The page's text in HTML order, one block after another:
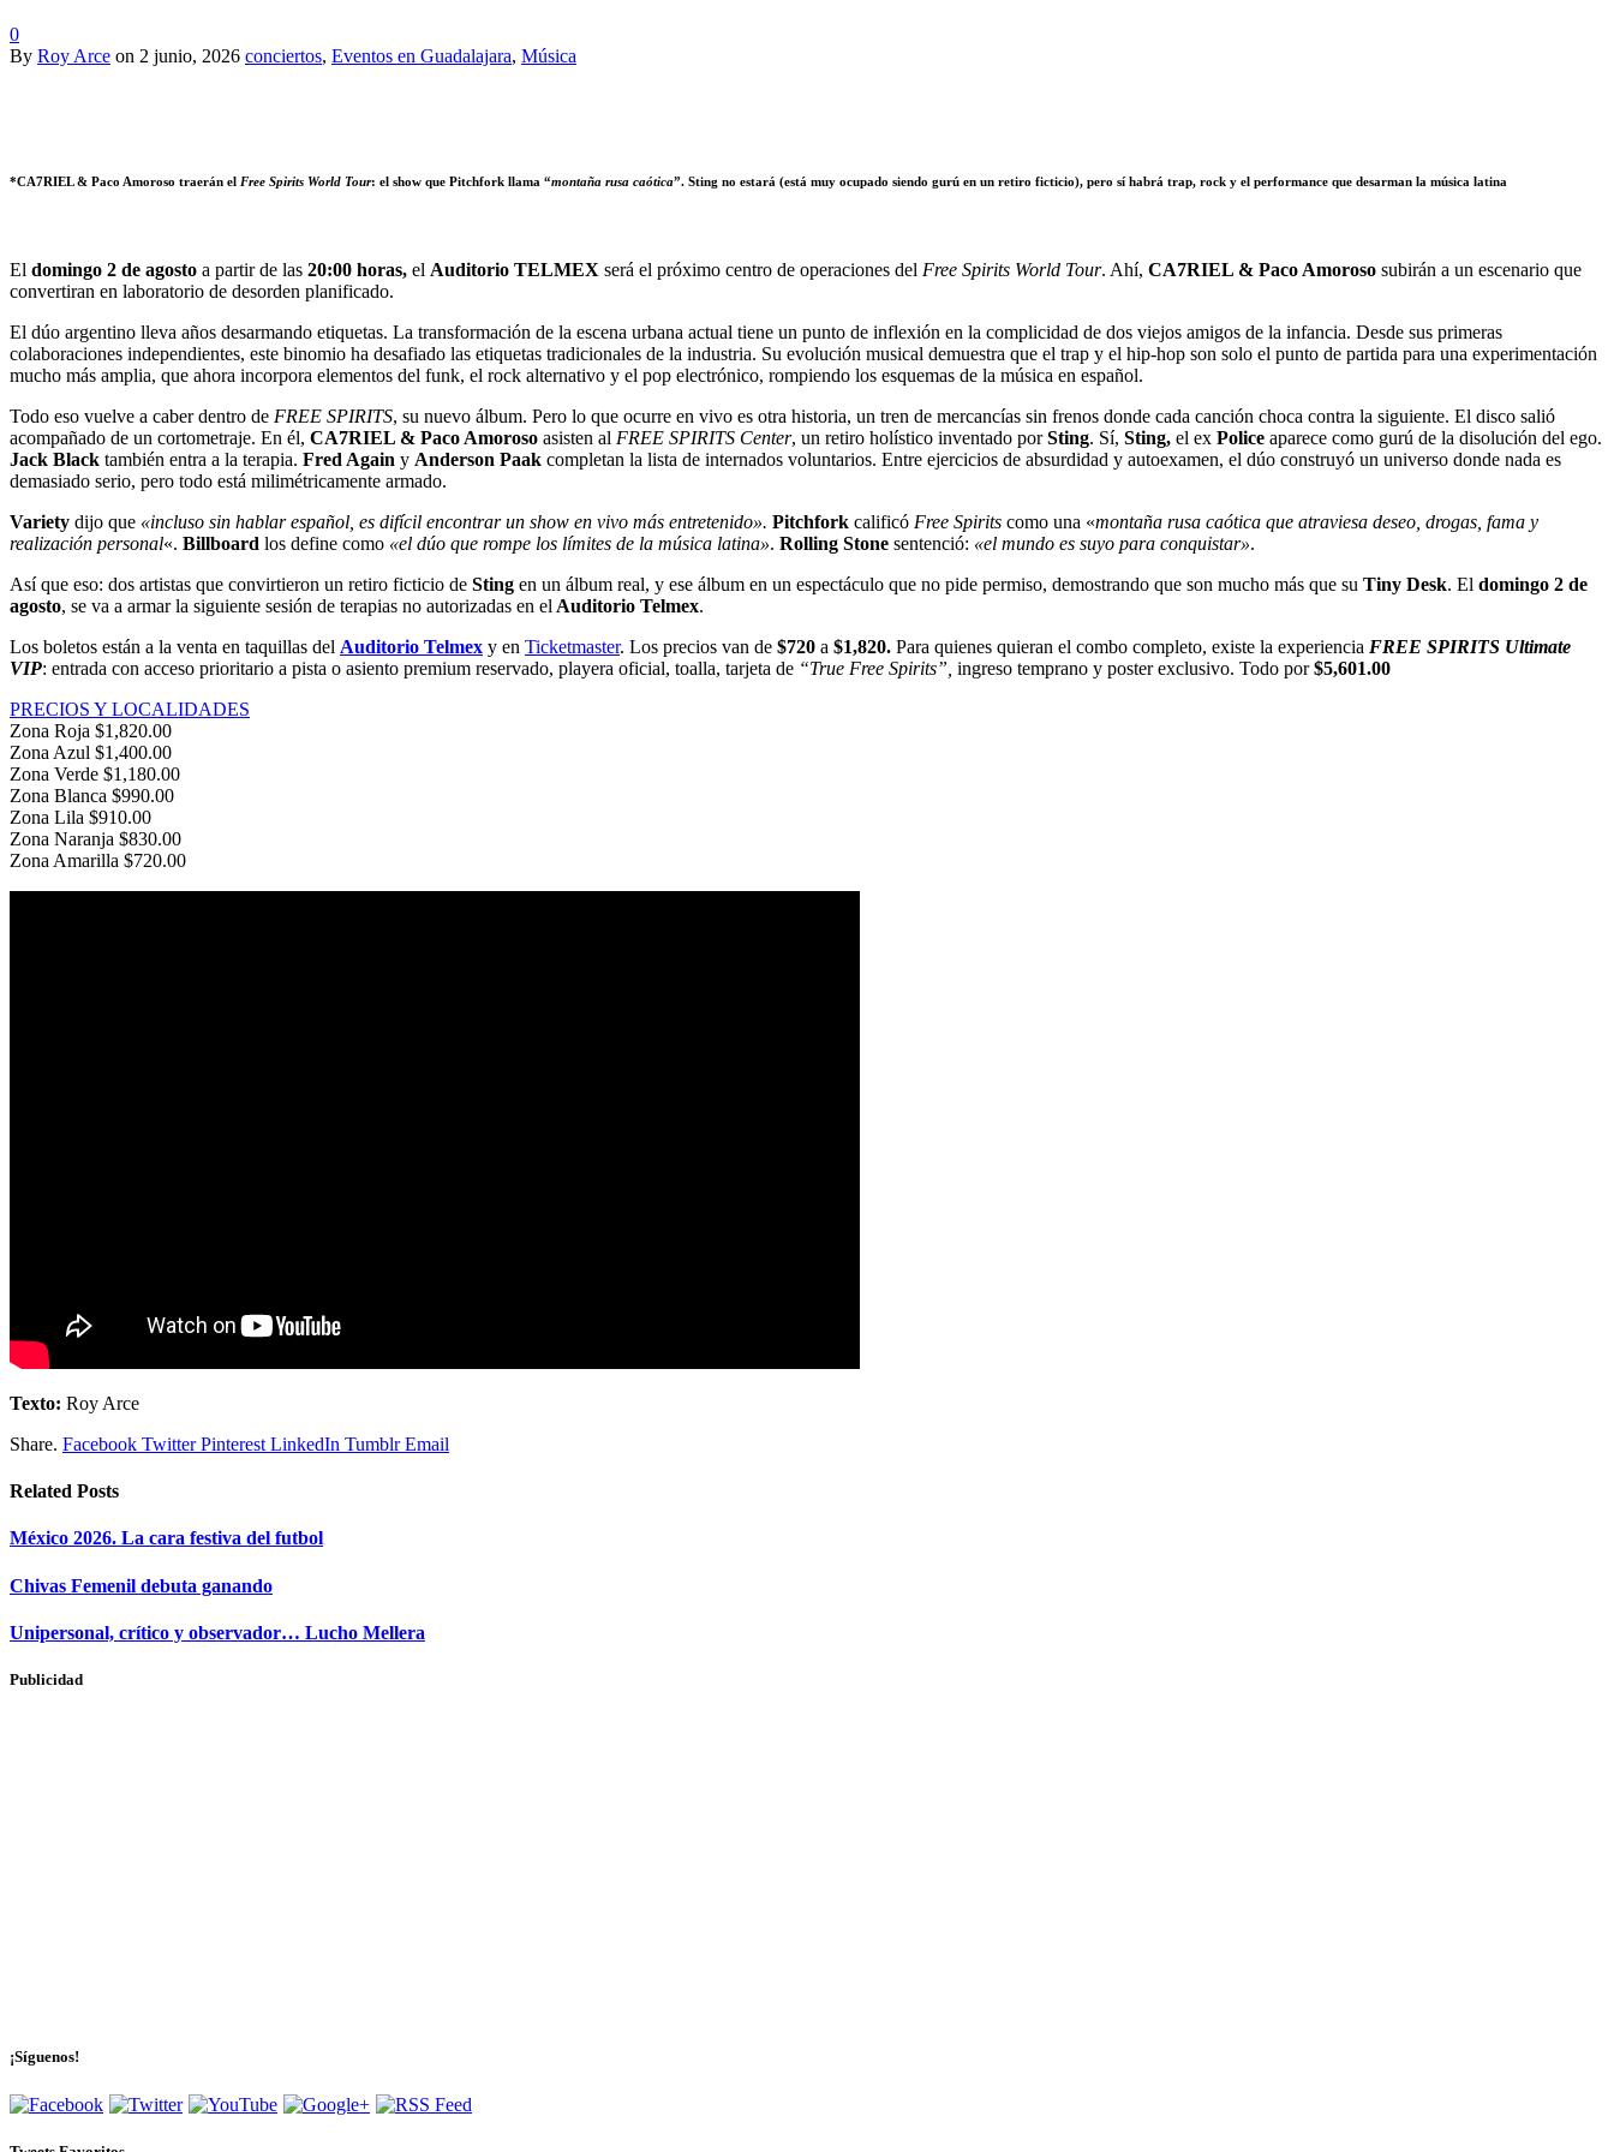
0
By Roy Arce on 2 junio, 2026 conciertos, Eventos en Guadalajara, Música
*CA7RIEL & Paco Amoroso traerán el Free Spirits World Tour: el show que Pitchfork llama “montaña rusa caótica”. Sting no estará (está muy ocupado siendo gurú en un retiro ficticio), pero sí habrá trap, rock y el performance que desarman la música latina
El domingo 2 de agosto a partir de las 20:00 horas, el Auditorio TELMEX será el próximo centro de operaciones del Free Spirits World Tour. Ahí, CA7RIEL & Paco Amoroso subirán a un escenario que
convertiran en laboratorio de desorden planificado.
El dúo argentino lleva años desarmando etiquetas. La transformación de la escena urbana actual tiene un punto de inflexión en la complicidad de dos viejos amigos de la infancia. Desde sus primeras
colaboraciones independientes, este binomio ha desafiado las etiquetas tradicionales de la industria. Su evolución musical demuestra que el trap y el hip-hop son solo el punto de partida para una experimentación
mucho más amplia, que ahora incorpora elementos del funk, el rock alternativo y el pop electrónico, rompiendo los esquemas de la música en español.
Todo eso vuelve a caber dentro de FREE SPIRITS, su nuevo álbum. Pero lo que ocurre en vivo es otra historia, un tren de mercancías sin frenos donde cada canción choca contra la siguiente. El disco salió
acompañado de un cortometraje. En él, CA7RIEL & Paco Amoroso asisten al FREE SPIRITS Center, un retiro holístico inventado porSting. Sí, Sting, el ex Police aparece como gurú de la disolución del ego.
Jack Black también entra a la terapia. Fred Again y Anderson Paak completan la lista de internados voluntarios. Entre ejercicios de absurdidad y autoexamen, el dúo construyó un universo donde nada es
demasiado serio, pero todo está milimétricamente armado.
Variety dijo que «incluso sin hablar español, es difícil encontrar un show en vivo más entretenido». Pitchfork calificó Free Spirits como una «montaña rusa caótica que atraviesa deseo, drogas, fama y
realización personal«. Billboard los define como «el dúo que rompe los límites de la música latina». Rolling Stone sentenció: «el mundo es suyo para conquistar».
Así que eso: dos artistas que convirtieron un retiro ficticio de Sting en un álbum real, y ese álbum en un espectáculo que no pide permiso, demostrando que son mucho más que su Tiny Desk. El domingo 2 de
agosto, se va a armar la siguiente sesión de terapias no autorizadas en el Auditorio Telmex.
Los boletos están a la venta en taquillas del Auditorio Telmex y en Ticketmaster. Los precios van de $720 a $1,820. Para quienes quieran el combo completo, existe la experiencia FREE SPIRITS Ultimate
VIP: entrada con acceso prioritario a pista o asiento premium reservado, playera oficial, toalla, tarjeta de “True Free Spirits”, ingreso temprano y poster exclusivo. Todo por$5,601.00
PRECIOS Y LOCALIDADES
Zona Roja $1,820.00
Zona Azul $1,400.00
Zona Verde $1,180.00
Zona Blanca $990.00
Zona Lila $910.00
Zona Naranja $830.00
Zona Amarilla $720.00
Texto: Roy Arce
Share. Facebook Twitter Pinterest LinkedIn Tumblr Email
Related Posts
México 2026. La cara festiva del futbol
Chivas Femenil debuta ganando
Unipersonal, crítico y observador… Lucho Mellera
Publicidad
¡Síguenos!